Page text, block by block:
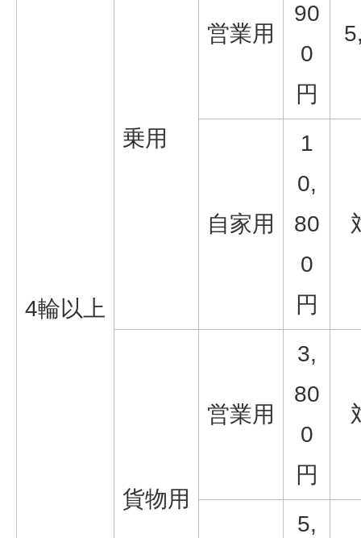
4輪以上
乗用
営業用
90
0
円
自家用
1
0,
80
0
円
貨物用
営業用
3,
80
0
円
5,